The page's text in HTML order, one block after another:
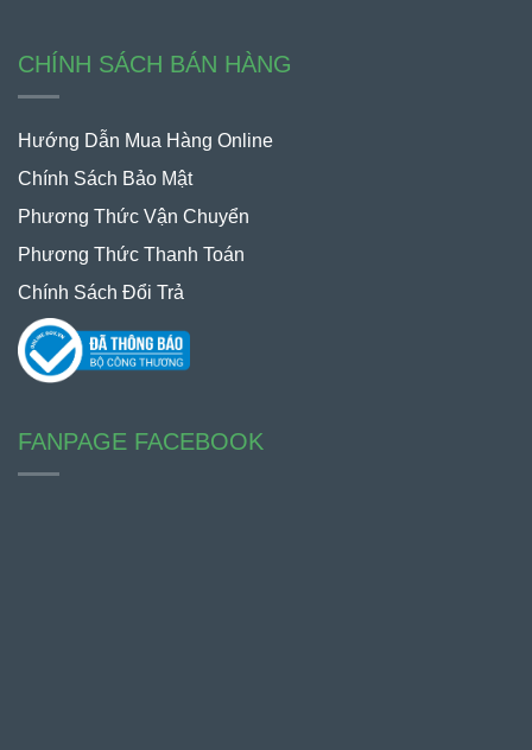
CHÍNH SÁCH BÁN HÀNG
Hướng Dẫn Mua Hàng Online
Chính Sách Bảo Mật
Phương Thức Vận Chuyển
Phương Thức Thanh Toán
Chính Sách Đổi Trả
FANPAGE FACEBOOK